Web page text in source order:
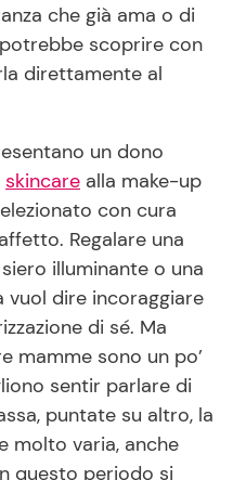
che già ama o di
scoprire con
direttamente al
un dono
skincare alla make-up
con cura
Regalare una
illuminante o una
dire incoraggiare
di sé. Ma
mamme sono un po’
sentir parlare di
puntate su altro, la
molto varia, anche
questo periodo si